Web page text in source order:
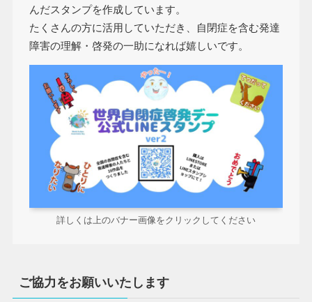
んだスタンプを作成しています。
たくさんの方に活用していただき、自閉症を含む発達
障害の理解・啓発の一助になれば嬉しいです。
詳しくは上のバナー画像をクリックしてください
ご協力をお願いいたします